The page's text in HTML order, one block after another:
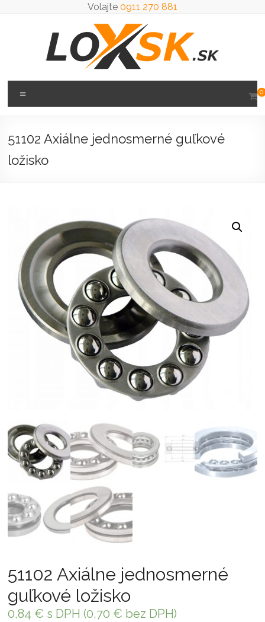
Volajte 0911 270 881
Loxsk
predaj
0
51102 Axiálne jednosmerné guľkové
ložisko
51102 Axiálne jednosmerné
guľkové ložisko
0,84 € s DPH (0,70 € bez DPH)